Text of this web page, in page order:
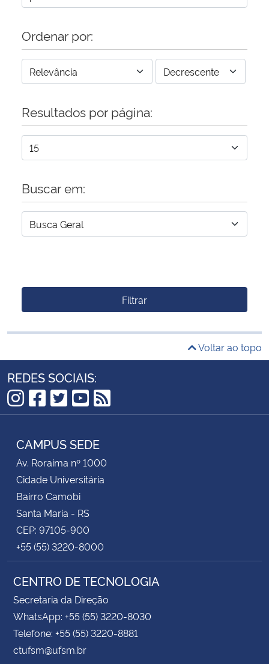
Ordenar por:
Resultados por página:
Buscar em:
Filtrar
Voltar ao topo
REDES SOCIAIS:
Instagram
Facebook
Twitter
YouTube
RSS
CAMPUS SEDE
Av. Roraima nº 1000
Cidade Universitária
Bairro Camobi
Santa Maria - RS
CEP: 97105-900
+55 (55) 3220-8000
CENTRO DE TECNOLOGIA
Secretaria da Direção
WhatsApp: +55 (55) 3220-8030
Telefone: +55 (55) 3220-8881
ctufsm@ufsm.br